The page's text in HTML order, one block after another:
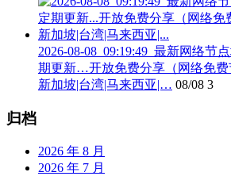
2026-08-08_09:19:49_最新网络节
期更新…开放免费分享（网络免费
新加坡|台湾|马来西亚|… 08/08 3
归档
2026 年 8 月
2026 年 7 月